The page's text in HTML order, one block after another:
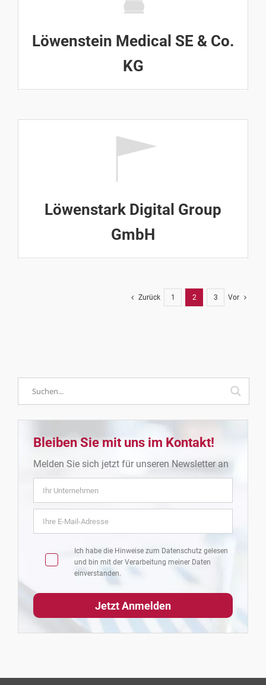
Löwenstein Medical SE & Co.
KG
Löwenstark Digital Group
GmbH
Zurück 1 2 3 Vor
Bleiben Sie mit uns im Kontakt!
Melden Sie sich jetzt für unseren Newsletter an
Ich habe die Hinweise zum Datenschutz gelesen
und bin mit der Verarbeitung meiner Daten
einverstanden.